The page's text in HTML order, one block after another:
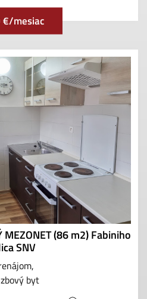
€/mesiac
MEZONET (86 m2) Fabiniho
SNV
byt